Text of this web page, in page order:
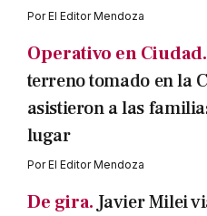
PorEl Editor Mendoza
Operativo en Ciudad.
terreno tomado en la
asistieron a las
lugar
PorEl Editor Mendoza
De gira. Javier Milei